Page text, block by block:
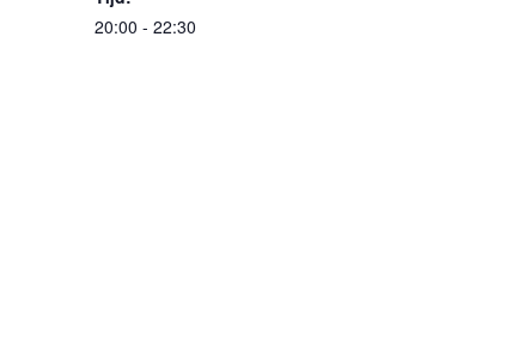
20:00 - 22:30